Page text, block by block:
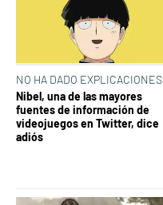
NO HA DADO EXPLICACIONES
Nibel, una de las mayores
fuentes de información de
videojuegos en Twitter, dice
adiós